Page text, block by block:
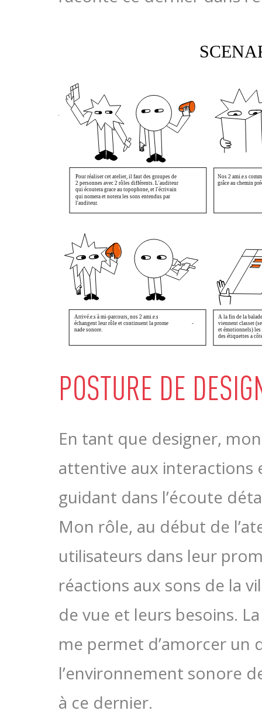
POSTURE DE
En tant que designer,
attentive aux interactions
guidant dans l’écoute
Mon rôle, au début de
utilisateurs dans leur
réactions aux sons de la
de vue et leurs besoins.
me permet d’amorcer un
l’environnement sonore
à ce dernier.